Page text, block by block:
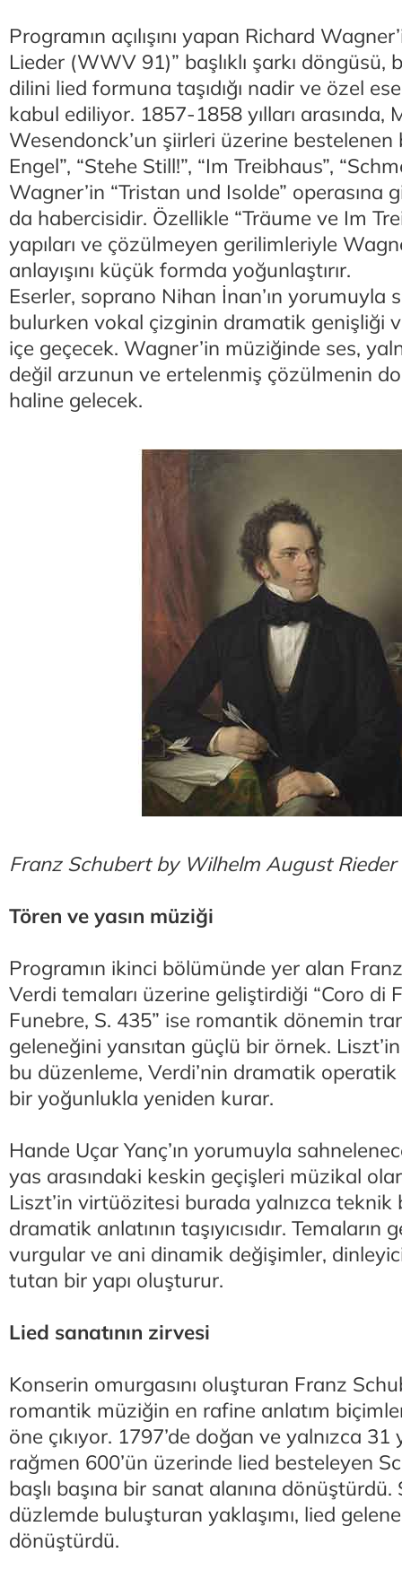
Programın açılışını yapan Richard
Lieder (WWV 91)” başlıklı şarkı döngüsü,
dilini lied formuna taşıdığı nadir ve özel
kabul ediliyor. 1857-1858 yılları arasında,
Wesendonck’un şiirleri üzerine bestelenen
Engel”, “Stehe Still!”, “Im Treibhaus”,
Wagner’in “Tristan und Isolde” operasına
da habercisidir. Özellikle “Träume ve Im
yapıları ve çözülmeyen gerilimleriyle
anlayışını küçük formda yoğunlaştırır.
Eserler, soprano Nihan İnan’ın yorumuyla
bulurken vokal çizginin dramatik genişliği
içe geçecek. Wagner’in müziğinde ses,
değil arzunun ve ertelenmiş çözülmenin
haline gelecek.
Franz Schubert by Wilhelm August Rieder
Tören ve yasın müziği
Programın ikinci bölümünde yer alan
Verdi temaları üzerine geliştirdiği “Coro di
Funebre, S. 435” ise romantik dönemin
geleneğini yansıtan güçlü bir örnek.
bu düzenleme, Verdi’nin dramatik
bir yoğunlukla yeniden kurar.
Hande Uçar Yanç’ın yorumuyla
yas arasındaki keskin geçişleri müzikal
Liszt’in virtüözitesi burada yalnızca teknik
dramatik anlatının taşıyıcısıdır.
vurgular ve ani dinamik değişimler,
tutan bir yapı oluşturur.
Lied sanatının zirvesi
Konserin omurgasını oluşturan Franz
romantik müziğin en rafine anlatım
öne çıkıyor. 1797’de doğan ve yalnızca 31
rağmen 600’ün üzerinde lied besteleyen
başlı başına bir sanat alanına
düzlemde buluşturan yaklaşımı, lied
dönüştürdü.